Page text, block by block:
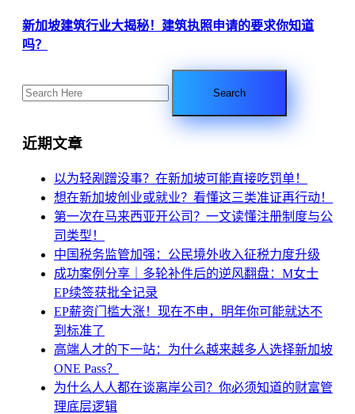
新加坡建筑行业大揭秘！建筑执照申请的要求你知道
吗？
近期文章
以为轻剐蹭没事？在新加坡可能直接吃罚单！
想在新加坡创业或就业？看懂这三类准证再行动！
第一次在马来西亚开公司？一文读懂注册制度与公
司类型！
中国税务监管加强：公民境外收入征税力度升级
成功案例分享｜多轮补件后的逆风翻盘：M女士
EP续签获批全记录
EP薪资门槛大涨！现在不申，明年你可能就达不
到标准了
高端人才的下一站：为什么越来越多人选择新加坡
ONE Pass？
为什么人人都在谈离岸公司？你必须知道的财富管
理底层逻辑